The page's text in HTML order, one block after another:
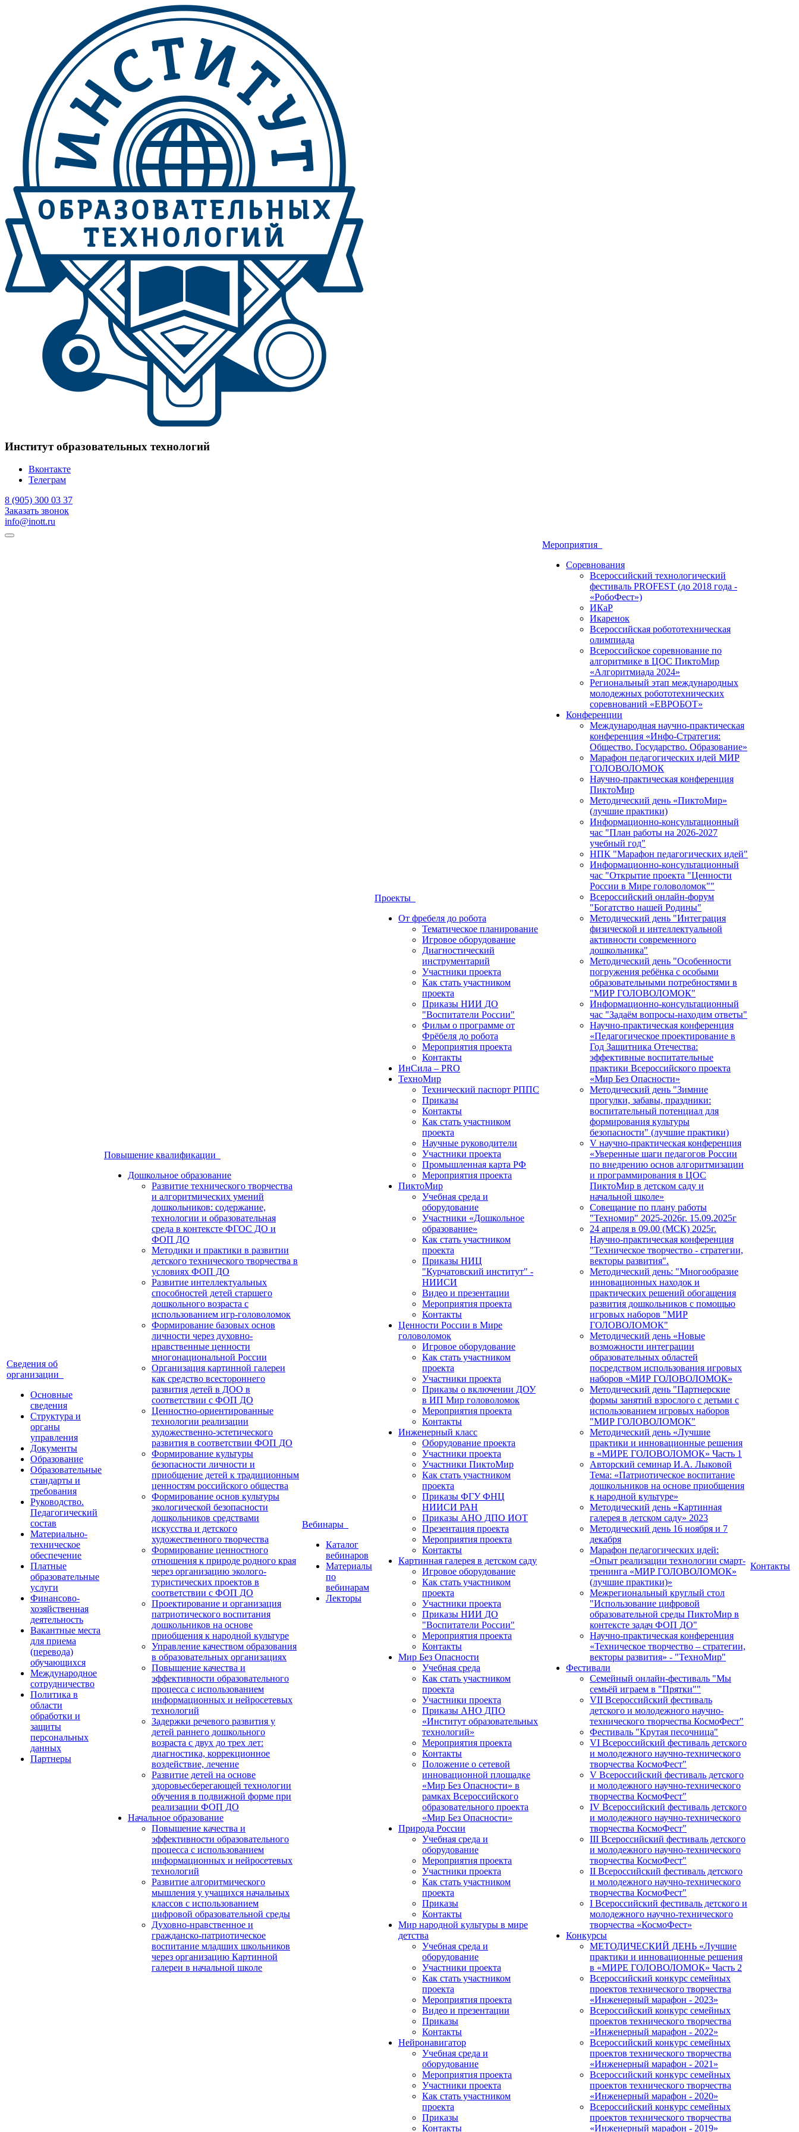
Институт образовательных технологий
Вконтакте
Телеграм
8 (905) 300 03 37
Заказать звонок
info@inott.ru
Сведения об
организации
Основные
сведения
Структура и
органы
управления
Документы
Образование
Образовательные
стандарты и
требования
Руководство.
Педагогический
состав
Материально-
техническое
обеспечение
Платные
образовательные
услуги
Финансово-
хозяйственная
деятельность
Вакантные места
для приема
(перевода)
обучающихся
Международное
сотрудничество
Политика в
области
обработки и
защиты
персональных
данных
Партнеры
Повышение квалификации
Дошкольное образование
Развитие технического творчества
и алгоритмических умений
дошкольников: содержание,
технологии и образовательная
среда в контексте ФГОС ДО и
ФОП ДО
Методики и практики в развитии
детского технического творчества в
условиях ФОП ДО
Развитие интеллектуальных
способностей детей старшего
дошкольного возраста с
использованием игр-головоломок
Формирование базовых основ
личности через духовно-
нравственные ценности
многонациональной России
Организация картинной галереи
как средство всестороннего
развития детей в ДОО в
соответствии с ФОП ДО
Ценностно-ориентированные
технологии реализации
художественно-эстетического
развития в соответствии ФОП ДО
Формирование культуры
безопасности личности и
приобщение детей к традиционным
ценностям российского общества
Формирование основ культуры
экологической безопасности
дошкольников средствами
искусства и детского
художественного творчества
Формирование ценностного
отношения к природе родного края
через организацию эколого-
туристических проектов в
соответствии с ФОП ДО
Проектирование и организация
патриотического воспитания
дошкольников на основе
приобщения к народной культуре
Управление качеством образования
в образовательных организациях
Повышение качества и
эффективности образовательного
процесса с использованием
информационных и нейросетевых
технологий
Задержки речевого развития у
детей раннего дошкольного
возраста с двух до трех лет:
диагностика, коррекционное
воздействие, лечение
Развитие детей на основе
здоровьесберегающей технологии
обучения в подвижной форме при
реализации ФОП ДО
Начальное образование
Повышение качества и
эффективности образовательного
процесса с использованием
информационных и нейросетевых
технологий
Развитие алгоритмического
мышления у учащихся начальных
классов с использованием
цифровой образовательной среды
Духовно-нравственное и
гражданско-патриотическое
воспитание младших школьников
через организацию Картинной
галереи в начальной школе
Вебинары
Каталог
вебинаров
Материалы
по
вебинарам
Лекторы
Проекты
От фребеля до робота
Тематическое планирование
Игровое оборудование
Диагностический
инструментарий
Участники проекта
Как стать участником
проекта
Приказы НИИ ДО
"Воспитатели России"
Фильм о программе от
Фрёбеля до робота
Мероприятия проекта
Контакты
ИнСила – PRO
ТехноМир
Технический паспорт РППС
Приказы
Контакты
Как стать участником
проекта
Научные руководители
Участники проекта
Промышленная карта РФ
Мероприятия проекта
ПиктоМир
Учебная среда и
оборудование
Участники «Дошкольное
образование»
Как стать участником
проекта
Приказы НИЦ
"Курчатовский институт" -
НИИСИ
Видео и презентации
Мероприятия проекта
Контакты
Ценности России в Мире
головоломок
Игровое оборудование
Как стать участником
проекта
Участники проекта
Приказы о включении ДОУ
в ИП Мир головоломок
Мероприятия проекта
Контакты
Инженерный класс
Оборудование проекта
Участники проекта
Участники ПиктоМир
Как стать участником
проекта
Приказы ФГУ ФНЦ
НИИСИ РАН
Приказы АНО ДПО ИОТ
Презентация проекта
Мероприятия проекта
Контакты
Картинная галерея в детском саду
Игровое оборудование
Как стать участником
проекта
Участники проекта
Приказы НИИ ДО
"Воспитатели России"
Мероприятия проекта
Контакты
Мир Без Опасности
Учебная среда
Как стать участником
проекта
Участники проекта
Приказы АНО ДПО
«Институт образовательных
технологий»
Мероприятия проекта
Контакты
Положение о сетевой
инновационной площадке
«Мир Без Опасности» в
рамках Всероссийского
образовательного проекта
«Мир Без Опасности»
Природа России
Учебная среда и
оборудование
Мероприятия проекта
Участники проекта
Как стать участником
проекта
Приказы
Контакты
Мир народной культуры в мире
детства
Учебная среда и
оборудование
Участники проекта
Как стать участником
проекта
Мероприятия проекта
Видео и презентации
Приказы
Контакты
Нейронавигатор
Учебная среда и
оборудование
Мероприятия проекта
Участники проекта
Как стать участником
проекта
Приказы
Контакты
Мероприятия
Соревнования
Всероссийский технологический
фестиваль PROFEST (до 2018 года -
«РобоФест»)
ИКаР
Икаренок
Всероссийская робототехническая
олимпиада
Всероссийское соревнование по
алгоритмике в ЦОС ПиктоМир
«Алгоритмиада 2024»
Региональный этап международных
молодежных робототехнических
соревнований «ЕВРОБОТ»
Конференции
Международная научно-практическая
конференция «Инфо-Стратегия:
Общество. Государство. Образование»
Марафон педагогических идей МИР
ГОЛОВОЛОМОК
Научно-практическая конференция
ПиктоМир
Методический день «ПиктоМир»
(лучшие практики)
Информационно-консультационный
час "План работы на 2026-2027
учебный год"
НПК "Марафон педагогических идей"
Информационно-консультационный
час "Открытие проекта "Ценности
России в Мире головоломок""
Всероссийский онлайн-форум
"Богатство нашей Родины"
Методический день "Интеграция
физической и интеллектуальной
активности современного
дошкольника"
Методический день "Особенности
погружения ребёнка с особыми
образовательными потребностями в
"МИР ГОЛОВОЛОМОК"
Информационно-консультационный
час "Задаём вопросы-находим ответы"
Научно-практическая конференция
«Педагогическое проектирование в
Год Защитника Отечества:
эффективные воспитательные
практики Всероссийского проекта
«Мир Без Опасности»
Методический день "Зимние
прогулки, забавы, праздники:
воспитательный потенциал для
формирования культуры
безопасности" (лучшие практики)
V научно-практическая конференция
«Уверенные шаги педагогов России
по внедрению основ алгоритмизации
и программирования в ЦОС
ПиктоМир в детском саду и
начальной школе»
Совещание по плану работы
"Техномир" 2025-2026г. 15.09.2025г
24 апреля в 09.00 (МСК) 2025г.
Научно-практическая конференция
"Техническое творчество - стратегии,
векторы развития".
Методический день: "Многообразие
инновационных находок и
практических решений обогащения
развития дошкольников с помощью
игровых наборов "МИР
ГОЛОВОЛОМОК"
Методический день «Новые
возможности интеграции
образовательных областей
посредством использования игровых
наборов «МИР ГОЛОВОЛОМОК»
Методический день "Партнерские
формы занятий взрослого с детьми с
использованием игровых наборов
"МИР ГОЛОВОЛОМОК"
Методический день «Лучшие
практики и инновационные решения
в «МИРЕ ГОЛОВОЛОМОК» Часть 1
Авторский семинар И.А. Лыковой
Тема: «Патриотическое воспитание
дошкольников на основе приобщения
к народной культуре»
Методический день «Картинная
галерея в детском саду» 2023
Методический день 16 ноября и 7
декабря
Марафон педагогических идей:
«Опыт реализации технологии смарт-
тренинга «МИР ГОЛОВОЛОМОК»
(лучшие практики)»
Межрегиональный круглый стол
"Использование цифровой
образовательной среды ПиктоМир в
контексте задач ФОП ДО"
Научно-практическая конференция
«Техническое творчество – стратегии,
векторы развития» - "ТехноМир"
Фестивали
Семейный онлайн-фестиваль "Мы
семьёй играем в "Прятки""
VII Всероссийский фестиваль
детского и молодежного научно-
технического творчества КосмоФест"
Фестиваль "Крутая песочница"
VI Всероссийский фестиваль детского
и молодежного научно-технического
творчества КосмоФест"
V Всероссийский фестиваль детского
и молодежного научно-технического
творчества КосмоФест"
IV Всероссийский фестиваль детского
и молодежного научно-технического
творчества КосмоФест"
III Всероссийский фестиваль детского
и молодежного научно-технического
творчества КосмоФест"
II Всероссийский фестиваль детского
и молодежного научно-технического
творчества КосмоФест"
I Всероссийский фестиваль детского и
молодежного научно-технического
творчества «КосмоФест»
Конкурсы
МЕТОДИЧЕСКИЙ ДЕНЬ «Лучшие
практики и инновационные решения
в «МИРЕ ГОЛОВОЛОМОК» Часть 2
Всероссийский конкурс семейных
проектов технического творчества
«Инженерный марафон - 2023»
Всероссийский конкурс семейных
проектов технического творчества
«Инженерный марафон - 2022»
Всероссийский конкурс семейных
проектов технического творчества
«Инженерный марафон - 2021»
Всероссийский конкурс семейных
проектов технического творчества
«Инженерный марафон - 2020»
Всероссийский конкурс семейных
проектов технического творчества
«Инженерный марафон - 2019»
Контакты